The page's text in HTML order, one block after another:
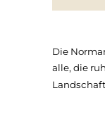
Die
alle, die